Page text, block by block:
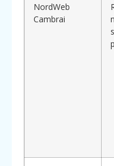
NordWeb
Cambrai